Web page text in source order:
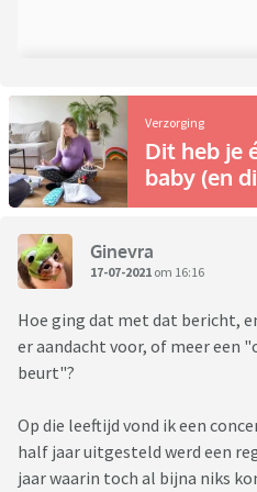
Verzorging
Dit heb je
baby (en
Ginevra
17-07-2021 om 16:16
Hoe ging dat met dat bericht,
er aandacht voor, of meer een
beurt"?
Op die leeftijd vond ik een
half jaar uitgesteld werd een
jaar waarin toch al bijna niks